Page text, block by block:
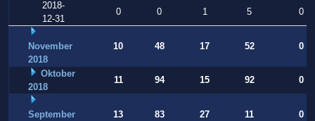
2018-
12-31
0 0 1 5 0
November
2018
10 48 17 52 0
Oktober
2018
11 94 15 92 0
September
13 83 27 11 0